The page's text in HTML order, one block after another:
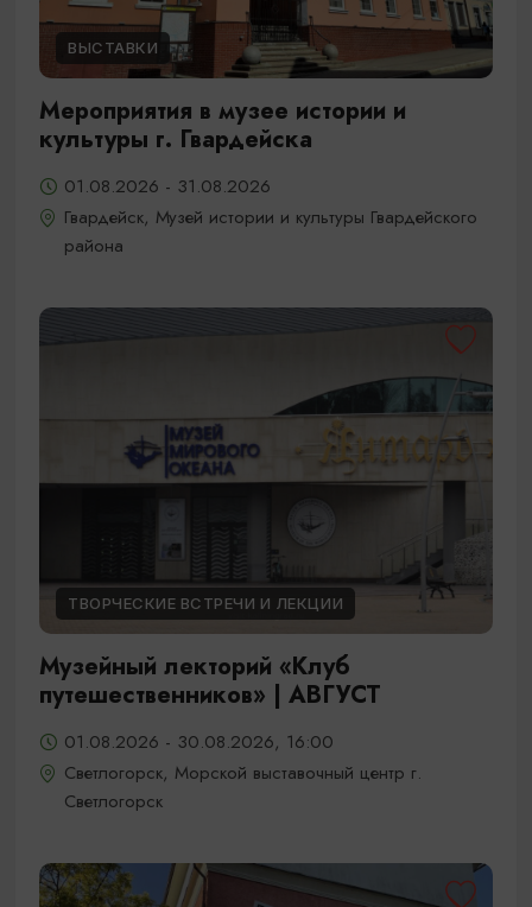
ВЫСТАВКИ
Мероприятия в музее истории и
культуры г. Гвардейска
01.08.2026 - 31.08.2026
Гвардейск, Музей истории и культуры Гвардейского
района
ТВОРЧЕСКИЕ ВСТРЕЧИ И ЛЕКЦИИ
Музейный лекторий «Клуб
путешественников» | АВГУСТ
01.08.2026 - 30.08.2026, 16:00
Светлогорск, Морской выставочный центр г.
Светлогорск